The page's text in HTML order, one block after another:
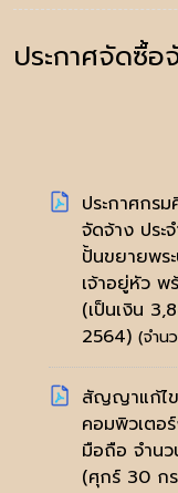
ประกาศจัดซื้อ
ประกาศกร
จัดจ้าง ประ
ปั้นขยายพร
เจ้าอยู่หัว พ
(เป็นเงิน
2564) (จำน
สัญญาแก้ไ
คอมพิวเตอ
มือถือ จำน
(ศุกร์ 30 ก